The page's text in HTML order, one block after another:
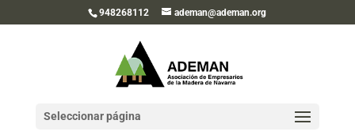
948268112 ademan@ademan.org
Seleccionar página